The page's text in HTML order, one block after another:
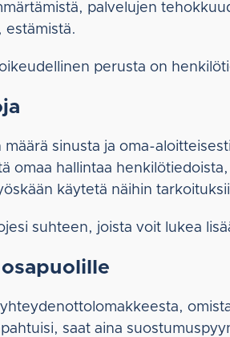
palvelujen
estämistä.
perusta on
sinusta ja oma-
omaa hallintaa
käytetä näihin
suhteen, joista voit lukea
saat aina